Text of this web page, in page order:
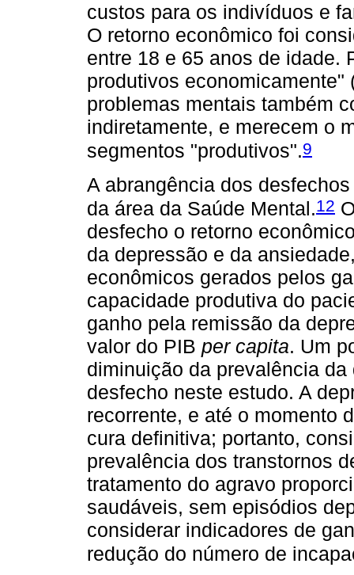
custos para os indivíduos e
O retorno econômico foi
entre 18 e 65 anos de idade.
produtivos
problemas mentais também
indiretamente, e merecem o
segmentos "produtivos".9
A abrangência dos
da área da Saúde Mental.12
desfecho o retorno
da depressão e da
econômicos gerados pelos
capacidade produtiva do
ganho pela remissão da
valor do PIB per capita. Um
diminuição da prevalência
desfecho neste estudo. A
recorrente, e até o momento
cura definitiva; portanto,
prevalência dos transtornos
tratamento do agravo
saudáveis, sem episódios
considerar indicadores de
redução do número de